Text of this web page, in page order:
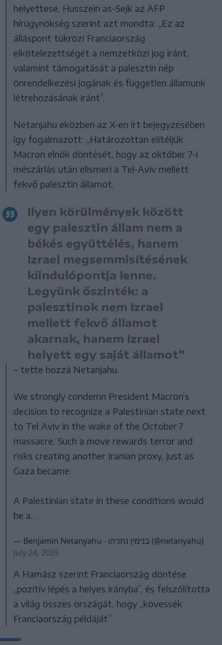
helyettese, Husszein as-Sejk az AFP
hírügynökség szerint azt mondta: „Ez az
álláspont tükrözi Franciaország
elkötelezettségét a nemzetközi jog iránt,
valamint támogatását a palesztin nép
önrendelkezési jogának és független államunk
létrehozásának iránt”.
Netanjahu eközben az X-en írt bejegyzésében
így fogalmazott: „Határozottan elítéljük
Macron elnök döntését, hogy az október 7-i
mészárlás után elismeri a Tel-Aviv mellett
fekvő palesztin államot.
Ilyen körülmények között
egy palesztin állam nem a
békés együttélés, hanem
Izrael megsemmisítésének
kiindulópontja lenne.
Legyünk őszinték: a
palesztinok nem Izrael
mellett fekvő államot
akarnak, hanem Izrael
helyett egy saját államot”
– tette hozzá Netanjahu.
We strongly condemn President Macron’s
decision to recognize a Palestinian state next
to Tel Aviv in the wake of the October 7
massacre. Such a move rewards terror and
risks creating another Iranian proxy, just as
Gaza became.
A Palestinian state in these conditions would
be a…
— Benjamin Netanyahu - בנימין נתניהו (@netanyahu)
July 24, 2025
A Hamász szerint Franciaország döntése
„pozitív lépés a helyes irányba”, és felszólította
a világ összes országát, hogy „kövessék
Franciaország példáját”.